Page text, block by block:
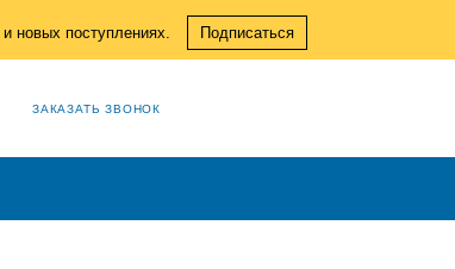
новых поступлениях. Подписаться
ЗАКАЗАТЬ ЗВОНОК